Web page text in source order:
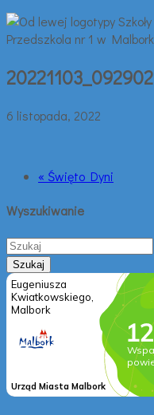
20221103_092902
6 listopada, 2022
« Święto Dyni
Wyszukiwanie